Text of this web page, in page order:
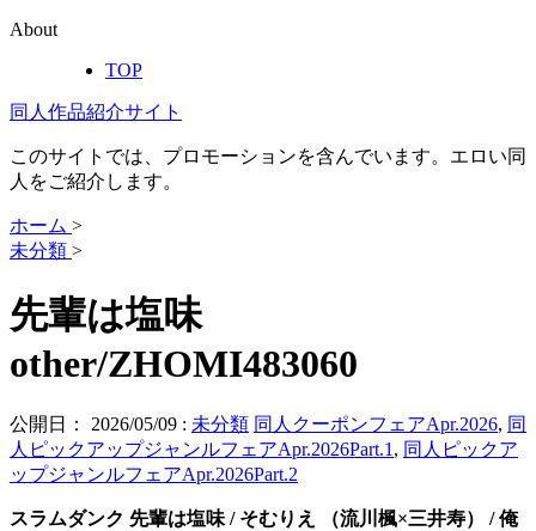
About
TOP
同人作品紹介サイト
このサイトでは、プロモーションを含んでいます。エロい同
人をご紹介します。
ホーム >
未分類 >
先輩は塩味
other/ZHOMI483060
公開日： 2026/05/09 : 未分類 同人クーポンフェアApr.2026, 同
人ピックアップジャンルフェアApr.2026Part.1 , 同人ピックア
ップジャンルフェアApr.2026Part.2
スラムダンク 先輩は塩味 / そむりえ （流川楓×三井寿） / 俺